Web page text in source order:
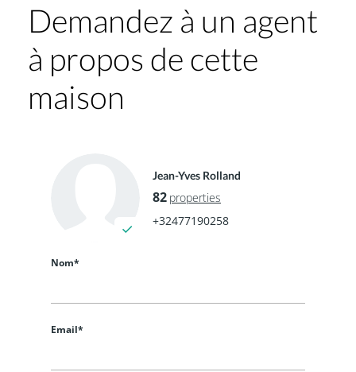
Demandez à un agent
à propos de cette
maison
Jean-Yves Rolland
82 properties
+32477190258
Nom*
Email*